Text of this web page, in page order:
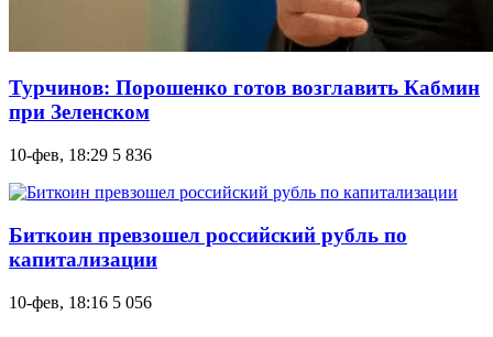
Турчинов: Порошенко готов возглавить Кабмин
при Зеленском
10-фев, 18:29 5 836
Биткоин превзошел российский рубль по
капитализации
10-фев, 18:16 5 056